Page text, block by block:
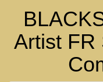
Artist FR